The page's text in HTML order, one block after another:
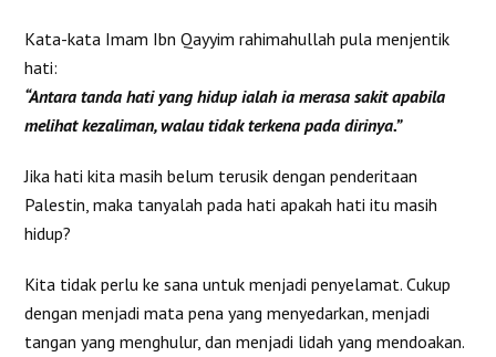
Kata-kata Imam Ibn Qayyim rahimahullah pula menjentik
hati:
“Antara tanda hati yang hidup ialah ia merasa sakit apabila
melihat kezaliman, walau tidak terkena pada dirinya.”
Jika hati kita masih belum terusik dengan penderitaan
Palestin, maka tanyalah pada hati apakah hati itu masih
hidup?
Kita tidak perlu ke sana untuk menjadi penyelamat. Cukup
dengan menjadi mata pena yang menyedarkan, menjadi
tangan yang menghulur, dan menjadi lidah yang mendoakan.